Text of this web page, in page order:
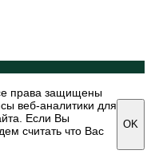
права защищены
веб-аналитики для
Если Вы
считать что Вас
OK